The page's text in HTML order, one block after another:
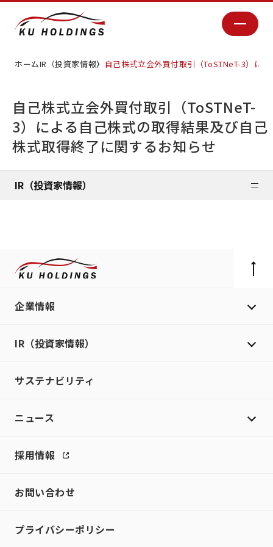
ホームIR（投資家情報） 自己株式立会外買付取引（ToSTNeT-3）に
自己株式立会外買付取引（ToSTNeT-
3）による自己株式の取得結果及び自己
株式取得終了に関するお知らせ
IR（投資家情報）
企業情報
IR（投資家情報）
サステナビリティ
ニュース
採用情報
お問い合わせ
プライバシーポリシー